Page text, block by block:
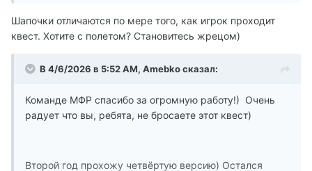
да ману по капельке накапывает. Ну, совсем не та
шапочка. Знал бы такую подставу, убил бы этого
мою шапочку с полетом - сообщите пожалуйста.
Шапочки отличаются по мере того, как игрок проходит
квест. Хотите с полетом? Становитесь жрецом)
В 4/6/2026 в 5:52 AM, Amebkoсказал:
Команде МФР спасибо за огромную работу!) Очень
радует что вы, ребята, не бросаете этот квест)
Второй год прохожу четвёртую версию) Остался